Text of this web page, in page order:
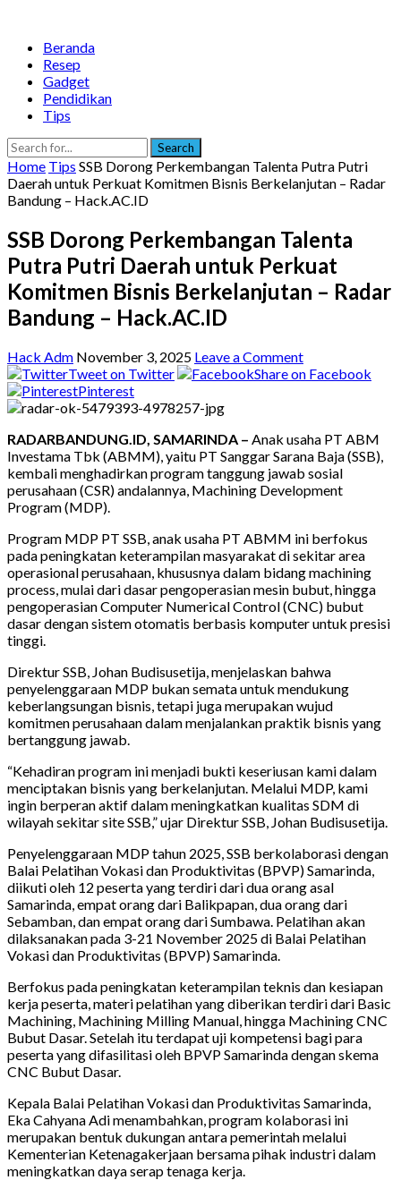
Beranda
Resep
Gadget
Pendidikan
Tips
Search
Home Tips SSB Dorong Perkembangan Talenta Putra Putri
Daerah untuk Perkuat Komitmen Bisnis Berkelanjutan – Radar
Bandung – Hack.AC.ID
SSB Dorong Perkembangan Talenta
Putra Putri Daerah untuk Perkuat
Komitmen Bisnis Berkelanjutan – Radar
Bandung – Hack.AC.ID
Hack Adm November 3, 2025 Leave a Comment
Tweet on Twitter
Share on Facebook
Pinterest
RADARBANDUNG.ID, SAMARINDA – Anak usaha PT ABM
Investama Tbk (ABMM), yaitu PT Sanggar Sarana Baja (SSB),
kembali menghadirkan program tanggung jawab sosial
perusahaan (CSR) andalannya, Machining Development
Program (MDP).
Program MDP PT SSB, anak usaha PT ABMM ini berfokus
pada peningkatan keterampilan masyarakat di sekitar area
operasional perusahaan, khususnya dalam bidang machining
process, mulai dari dasar pengoperasian mesin bubut, hingga
pengoperasian Computer Numerical Control (CNC) bubut
dasar dengan sistem otomatis berbasis komputer untuk presisi
tinggi.
Direktur SSB, Johan Budisusetija, menjelaskan bahwa
penyelenggaraan MDP bukan semata untuk mendukung
keberlangsungan bisnis, tetapi juga merupakan wujud
komitmen perusahaan dalam menjalankan praktik bisnis yang
bertanggung jawab.
“Kehadiran program ini menjadi bukti keseriusan kami dalam
menciptakan bisnis yang berkelanjutan. Melalui MDP, kami
ingin berperan aktif dalam meningkatkan kualitas SDM di
wilayah sekitar site SSB,” ujar Direktur SSB, Johan Budisusetija.
Penyelenggaraan MDP tahun 2025, SSB berkolaborasi dengan
Balai Pelatihan Vokasi dan Produktivitas (BPVP) Samarinda,
diikuti oleh 12 peserta yang terdiri dari dua orang asal
Samarinda, empat orang dari Balikpapan, dua orang dari
Sebamban, dan empat orang dari Sumbawa. Pelatihan akan
dilaksanakan pada 3-21 November 2025 di Balai Pelatihan
Vokasi dan Produktivitas (BPVP) Samarinda.
Berfokus pada peningkatan keterampilan teknis dan kesiapan
kerja peserta, materi pelatihan yang diberikan terdiri dari Basic
Machining, Machining Milling Manual, hingga Machining CNC
Bubut Dasar. Setelah itu terdapat uji kompetensi bagi para
peserta yang difasilitasi oleh BPVP Samarinda dengan skema
CNC Bubut Dasar.
Kepala Balai Pelatihan Vokasi dan Produktivitas Samarinda,
Eka Cahyana Adi menambahkan, program kolaborasi ini
merupakan bentuk dukungan antara pemerintah melalui
Kementerian Ketenagakerjaan bersama pihak industri dalam
meningkatkan daya serap tenaga kerja.